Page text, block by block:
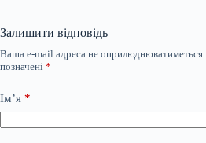
Залишити відповідь
Ваша e-mail адреса не оприлюднюватиметься.
позначені *
Ім’я *